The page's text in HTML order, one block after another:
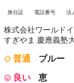
身分証 電話番号 法
株式会社ワールド
すぎやま 慶應義塾
普通
ブルー
良い
恵